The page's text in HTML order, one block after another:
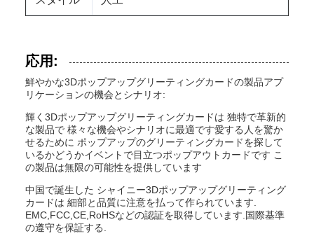
応用:
鮮やかな3Dポップアップグリーティングカードの製品アプ
リケーションの機会とシナリオ:
輝く3Dポップアップグリーティングカードは 独特で革新的
な製品で 様々な機会やシナリオに最適です愛する人を驚か
せるために ポップアップのグリーティングカードを探して
いるかどうかイベントで目立つポップアウトカードです こ
の製品は無限の可能性を提供しています
中国で誕生した シャイニー3Dポップアップグリーティング
カードは 細部と品質に注意を払って作られています.
EMC,FCC,CE,RoHSなどの認証を取得しています.国際基準
の遵守を保証する.